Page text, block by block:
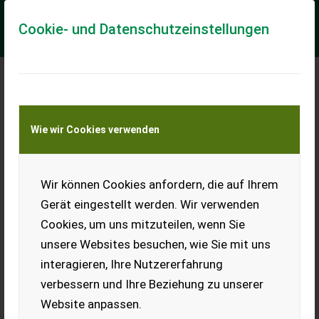
Cookie- und Datenschutzeinstellungen
Wie wir Cookies verwenden
Wir können Cookies anfordern, die auf Ihrem
Gerät eingestellt werden. Wir verwenden
Cookies, um uns mitzuteilen, wenn Sie
unsere Websites besuchen, wie Sie mit uns
interagieren, Ihre Nutzererfahrung
verbessern und Ihre Beziehung zu unserer
Website anpassen.
Druckluft und Hydr.
Bremse,
Sehr gepflegter Original
Lastschaltung mit Automatikfunktion, 4-Zylinder Motor mit
4,5lt. Hubraum,...
EUR 59.900 inkl. 20 % MwSt.